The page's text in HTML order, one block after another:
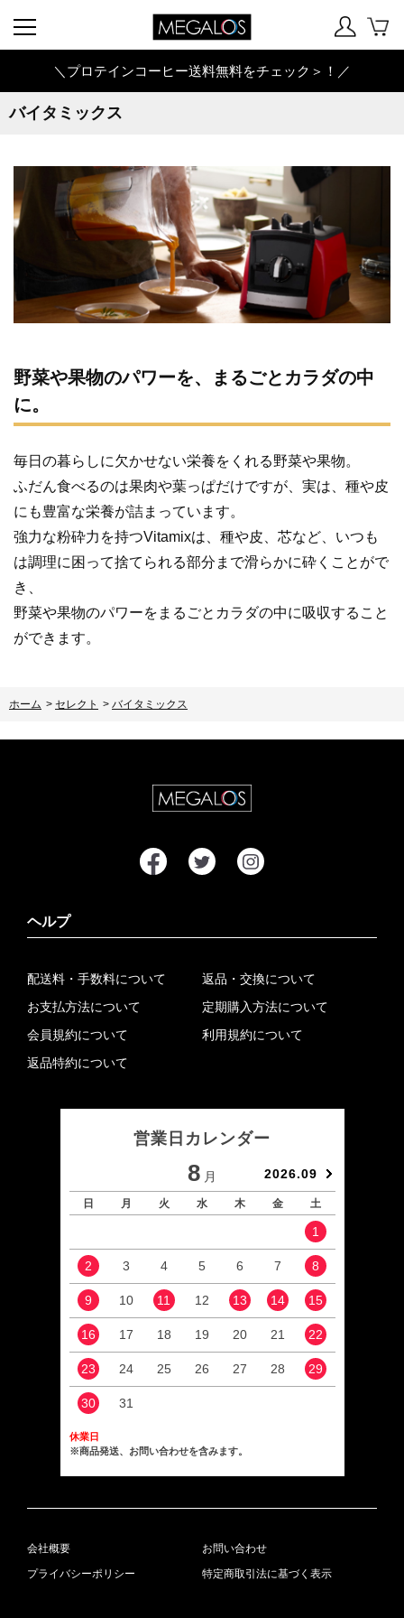
＼プロテインコーヒー送料無料をチェック＞！／
バイタミックス
野菜や果物のパワーを、まるごとカラダの中
に。
毎日の暮らしに欠かせない栄養をくれる野菜や果物。
ふだん食べるのは果肉や葉っぱだけですが、実は、種や皮
にも豊富な栄養が詰まっています。
強力な粉砕力を持つVitamixは、種や皮、芯など、いつも
は調理に困って捨てられる部分まで滑らかに砕くことがで
き、
野菜や果物のパワーをまるごとカラダの中に吸収すること
ができます。
ホーム > セレクト > バイタミックス
ヘルプ
配送料・手数料について
お支払方法について
会員規約について
返品特約について
返品・交換について
定期購入方法について
利用規約について
営業日カレンダー
8 月 2026.09
日 月 火 水 木 金 土
1
2 3 4 5 6 7 8
9 10 11 12 13 14 15
16 17 18 19 20 21 22
23 24 25 26 27 28 29
30 31
休業日
※商品発送、お問い合わせを含みます。
会社概要
お問い合わせ
プライバシーポリシー
特定商取引法に基づく表示